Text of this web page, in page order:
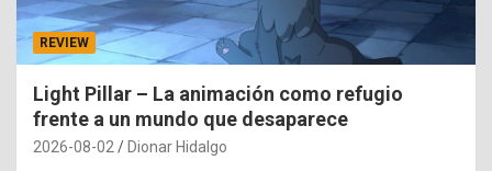
REVIEW
Light Pillar – La animación como refugio
frente a un mundo que desaparece
2026-08-02 Dionar Hidalgo